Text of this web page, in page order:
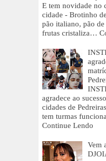
E tem novidade no
cidade - Brotinho
pão italiano, pão
frutas cristaliza…
agradece ao
cidades de
tem turmas
Continue Lendo
Vem